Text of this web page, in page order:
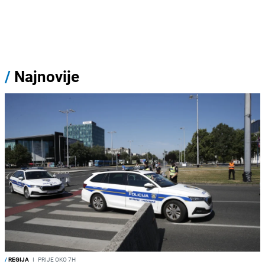
/ Najnovije
/REGIJA I PRIJE OKO 7H